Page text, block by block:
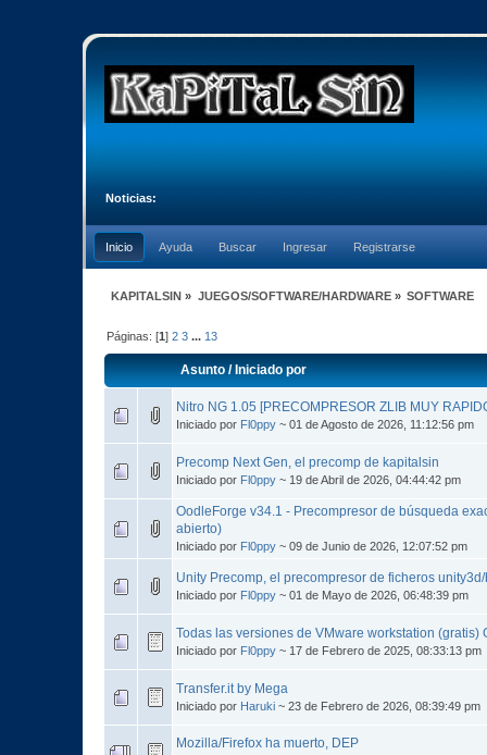
Noticias:
Inicio Ayuda Buscar Ingresar Registrarse
KAPITALSIN » JUEGOS/SOFTWARE/HARDWARE» SOFTWARE
Páginas: [1]2 3 ... 13
Asunto/Iniciado por
Nitro NG 1.05 [PRECOMPRESOR ZLIB MUY
Iniciado por Fl0ppy ~ 01 de Agosto de 2026, 11:12:56 pm
Precomp Next Gen, el precomp de kapitalsin
Iniciado por Fl0ppy ~ 19 de Abril de 2026, 04:44:42 pm
OodleForge v34.1 - Precompresor de búsqueda
abierto)
Iniciado por Fl0ppy ~ 09 de Junio de 2026, 12:07:52 pm
Unity Precomp, el precompresor de ficheros
Iniciado por Fl0ppy ~ 01 de Mayo de 2026, 06:48:39 pm
Todas las versiones de VMware workstation (gratis)
Iniciado por Fl0ppy ~ 17 de Febrero de 2025, 08:33:13 pm
Transfer.it by Mega
Iniciado por Haruki ~ 23 de Febrero de 2026, 08:39:49 pm
Mozilla/Firefox ha muerto, DEP